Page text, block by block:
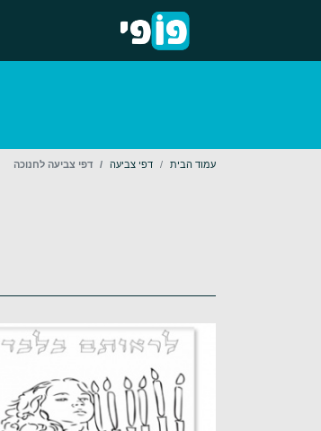
עמוד הבית דפי צביעה דפי צביעה לחנוכה